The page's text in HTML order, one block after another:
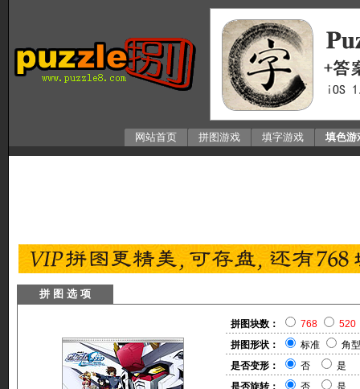
网站首页 拼图游戏 填字游戏 填色游
拼 图 选 项
拼图块数： 768
520
拼图形状：
标准
角型
是否变形：
否
是
是否旋转：
否 是